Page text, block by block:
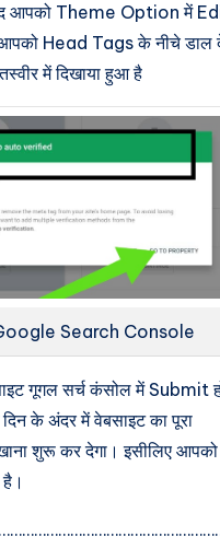
आपको Theme Option में
आपको Head Tags के नीचे डाल
में दिखाया हुआ है
Search Console
गूगल सर्च कंसोल में Submit
के अंदर में वेबसाइट का पूरा
शुरू कर देगा। इसीलिए